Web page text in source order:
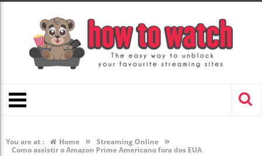
You are at : Home » Streaming Online »
Como assistir o Amazon Prime Americano fora dos EUA